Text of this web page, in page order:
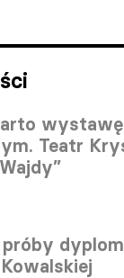
wystawę
Teatr